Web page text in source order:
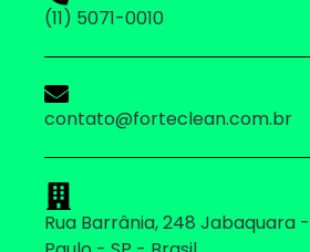
(11) 5071-0010
contato@forteclean.com.br
Rua Barrânia, 248 Jabaquara